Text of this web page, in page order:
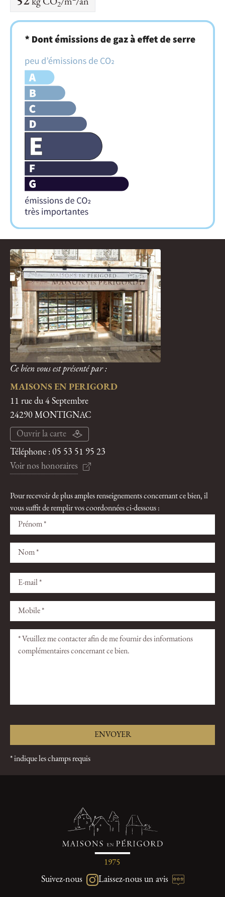
2
Ce bien vous est présenté par :
MAISONS EN PERIGORD
11 rue du 4 Septembre
24290 MONTIGNAC
Ouvrir la carte
Téléphone : 05 53 51 95 23
Voir nos honoraires
Pour recevoir de plus amples renseignements concernant ce bien, il
vous suffit de remplir vos coordonnées ci-dessous :
ce
champ
Veuillez
ce
champ
* indique les champs requis
Suivez-nous Laissez-nous un avis